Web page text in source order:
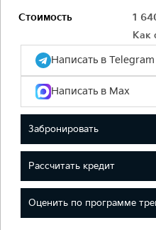
Стоимость 1
Как
Написать в Telegram
Написать в Max
Забронировать
Рассчитать кредит
Оценить по программе